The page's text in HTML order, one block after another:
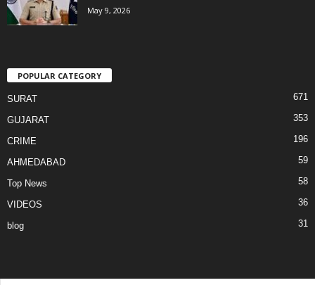
May 9, 2026
POPULAR CATEGORY
SURAT 671
GUJARAT 353
CRIME 196
AHMEDABAD 59
Top News 58
VIDEOS 36
blog 31